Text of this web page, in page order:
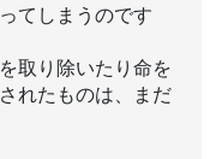
てしまうのです
取り除いたり命を
れたものは、まだ